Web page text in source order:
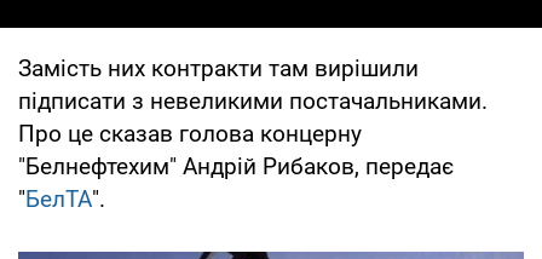
Замість них контракти там вирішили
підписати з невеликими постачальниками.
Про це сказав голова концерну
"Белнефтехим" Андрій Рибаков, передає
"БелТА".